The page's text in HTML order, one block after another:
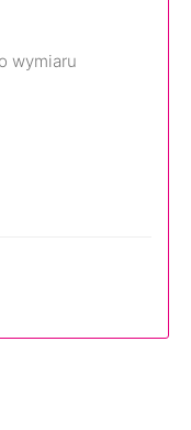
wymiaru